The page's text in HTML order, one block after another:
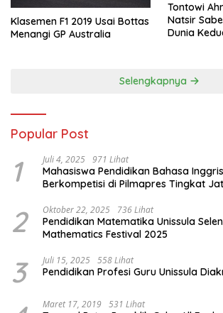
Klasemen F1 2019 Usai Bottas
Menangi GP Australia
Tontowi
Natsir
Dunia
Selengkapnya
Popular Post
1 Juli 4, 2025 971 Lihat
Mahasiswa Pendidikan Bahasa
Berkompetisi di Pilmapres Tingkat
2 Oktober 22, 2025 736 Lihat
Pendidikan Matematika Unissula
Mathematics Festival 2025
3 Juli 15, 2025 558 Lihat
Pendidikan Profesi Guru Unissula
Maret 17, 2019 531 Lihat